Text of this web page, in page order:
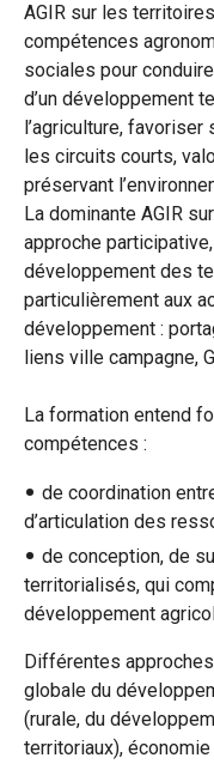
AGIR sur les
compétences
sociales pour
d’un développement
l’agriculture,
les circuits courts,
préservant
La dominante AGIR
approche
développement des
particulièrement aux
développement :
liens ville campagne,
La formation entend
compétences :
de coordination
d’articulation des
de conception, de
territorialisés, qui
développement
Différentes
globale du
(rurale, du
territoriaux),